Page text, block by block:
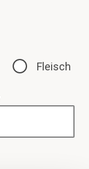
Fleisch